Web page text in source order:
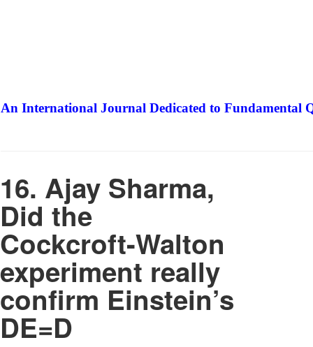
An International Journal Dedicated to Fundamental
16. Ajay Sharma,
Did the
Cockcroft-Walton
experiment really
confirm Einstein’s
DE=D